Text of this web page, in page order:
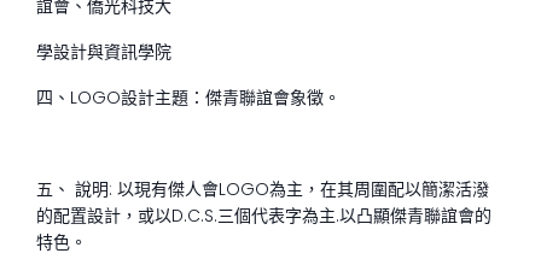
誼會、僑光科技大
學設計與資訊學院
四、LOGO設計主題：傑青聯誼會象徵。
五、 說明: 以現有傑人會LOGO為主，在其周圍配以簡潔活潑
的配置設計，或以D.C.S.三個代表字為主.以凸顯傑青聯誼會的
特色。